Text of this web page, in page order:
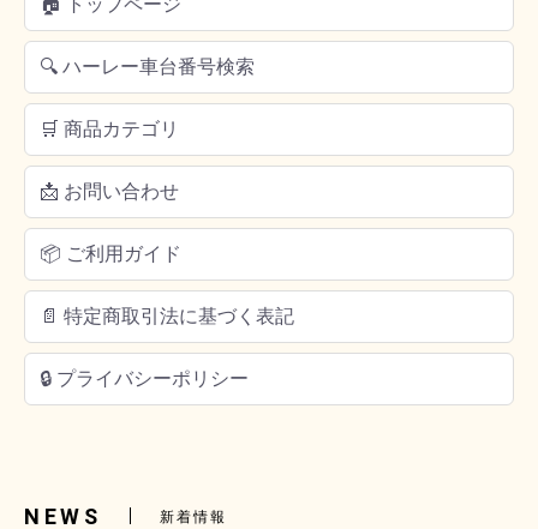
🔍 ハーレー車台番号検索
🛒 商品カテゴリ
📩 お問い合わせ
📦 ご利用ガイド
📄 特定商取引法に基づく表記
🔒 プライバシーポリシー
NEWS 新着情報